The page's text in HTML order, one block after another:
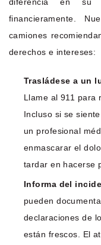
financieramente.
camiones
derechos e intereses:
Trasládese a un
Llame al 911 para
Incluso si se
un profesional
enmascarar el
tardar en hacerse
Informa del
pueden
declaraciones de
están frescos. El